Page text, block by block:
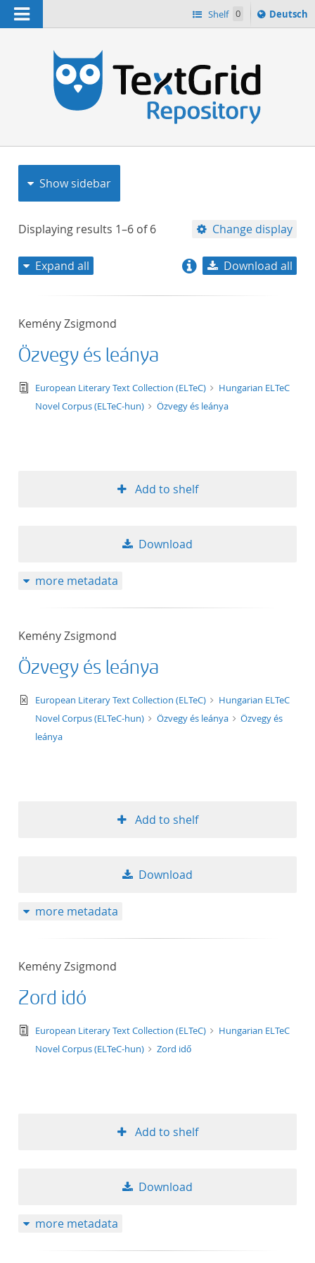
Navigation Shelf 0
Sprache
ï¿½ndern
Deutsch
Show sidebar
Displaying results 1–6 of6 Change display
Expand all Download all
Kemény Zsigmond
Özvegy és leánya
text/tg.edition+tg.aggregation+xml
European Literary Text Collection (ELTeC)
Hungarian ELTeC
Novel Corpus (ELTeC-hun)
Özvegy és leánya
Add to shelf
Download
more metadata
Kemény Zsigmond
Özvegy és leánya
text/xml
European Literary Text Collection (ELTeC)
Hungarian ELTeC
Novel Corpus (ELTeC-hun)
Özvegy és leánya
Özvegy és
leánya
Add to shelf
Download
more metadata
Kemény Zsigmond
Zord idő
text/tg.edition+tg.aggregation+xml
European Literary Text Collection (ELTeC)
Hungarian ELTeC
Novel Corpus (ELTeC-hun)
Zord idő
Add to shelf
Download
more metadata